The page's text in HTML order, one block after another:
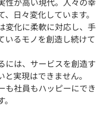
日々変化しています。
変化に柔軟に対応し、手
いるモノを創造し続けて
には、サービスを創造す
実現はできません。
も社員もハッピーにでき